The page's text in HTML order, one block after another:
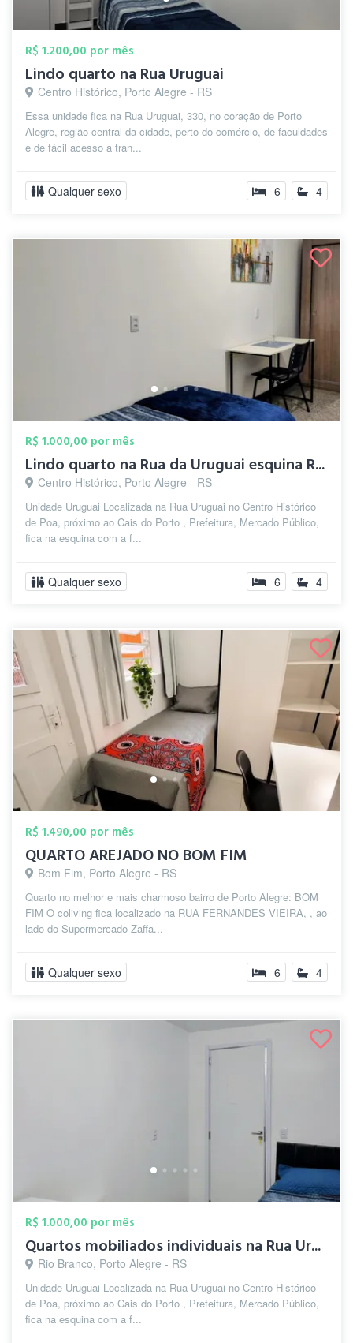
R$ 1.200,00 por mês
Lindo quarto na Rua Uruguai
Centro Histórico, Porto Alegre - RS
Essa unidade fica na Rua Uruguai, 330, no coração de Porto
Alegre, região central da cidade, perto do comércio, de faculdades
e de fácil acesso a tran...
Qualquer sexo 6 4
R$ 1.000,00 por mês
Lindo quarto na Rua da Uruguai esquina R...
Centro Histórico, Porto Alegre - RS
Unidade Uruguai Localizada na Rua Uruguai no Centro Histórico
de Poa, próximo ao Cais do Porto , Prefeitura, Mercado Público,
fica na esquina com a f...
Qualquer sexo 6 4
R$ 1.490,00 por mês
QUARTO AREJADO NO BOM FIM
Bom Fim, Porto Alegre - RS
Quarto no melhor e mais charmoso bairro de Porto Alegre: BOM
FIM O coliving fica localizado na RUA FERNANDES VIEIRA, , ao
lado do Supermercado Zaffa...
Qualquer sexo 6 4
R$ 1.000,00 por mês
Quartos mobiliados individuais na Rua Ur...
Rio Branco, Porto Alegre - RS
Unidade Uruguai Localizada na Rua Uruguai no Centro Histórico
de Poa, próximo ao Cais do Porto , Prefeitura, Mercado Público,
fica na esquina com a f...